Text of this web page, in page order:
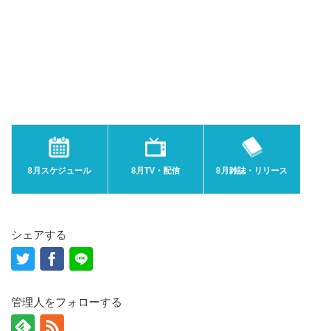
8月スケジュール 8月TV・配信 8月雑誌・リリース
シェアする
管理人をフォローする